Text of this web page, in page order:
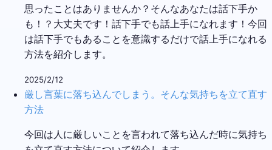
思ったことはありませんか？そんなあなたは話下手か
も！？大丈夫です！話下手でも話上手になれます！今回
は話下手でもあることを意識するだけで話上手になれる
方法を紹介します。
2025/2/12
厳し言葉に落ち込んでしまう。そんな気持ちを立て直す
方法
今回は人に厳しいことを言われて落ち込んだ時に気持ち